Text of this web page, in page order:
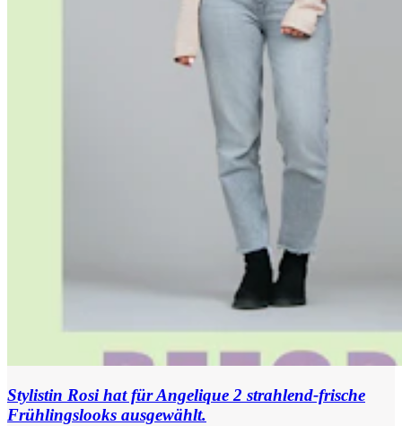
Stylistin Rosi hat für Angelique 2 strahlend-frische
Frühlingslooks ausgewählt.